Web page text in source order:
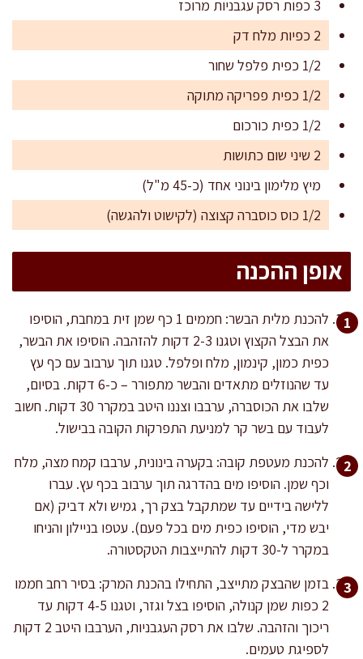
3 כפות רסק עגבניות מרוכז
2 כפיות מלח דק
1/2 כפית פלפל שחור
1/2 כפית פפריקה מתוקה
1/2 כפית כורכום
2 שיני שום כתושות
מיץ מלימון בינוני אחד (כ-45 מ"ל)
1/2 כוס כוסברה קצוצה (לקישוט ולהגשה)
אופן ההכנה
להכנת מלית הבשר: חממים 1 כף שמן זית במחבת, הוסיפו
את הבצל הקצוץ וטגנו 2-3 דקות להזהבה. הוסיפו את הבשר,
כפית כמון, קינמון, מלח ופלפל. טגנו תוך ערבוב עם כף עץ
עד שהנוזלים מתאדים והבשר מתפורר – כ-6 דקות. בסיום,
שלבו את הכוסברה, ערבבו וצננו היטב במקרר 30 דקות. חשוב
לעבוד עם בשר קר למניעת התפרקות הקובה בבישול.
להכנת מעטפת קובה: בקערה בינונית, ערבבו קמח מצה, מלח
וכף שמן. הוסיפו מים בהדרגה תוך ערבוב בכף עץ. עברו
ללישה בידיים עד שמתקבל בצק רך, גמיש ולא דביק (אם
יבש מדי, הוסיפו כפית מים בכל פעם). עטפו בניילון והניחו
במקרר ל-30 דקות להתייצבות הטקסטורה.
בזמן שהבצק מתייצב, התחילו בהכנת המרק: בסיר רחב חממו
2 כפות שמן קנולה, הוסיפו בצל וגזר, וטגנו 4-5 דקות עד
ריכוך והזהבה. שלבו את רסק העגבניות, הערבבו היטב 2 דקות
לספיגת טעמים.